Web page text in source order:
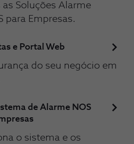
Soluções Alarme
para Empresas.
e Portal Web
do seu negócio em
de Alarme NOS
o sistema e os